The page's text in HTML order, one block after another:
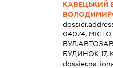
КАВЕЦЬКИЙ
04074, МІСТО
БУДИНОК 17,